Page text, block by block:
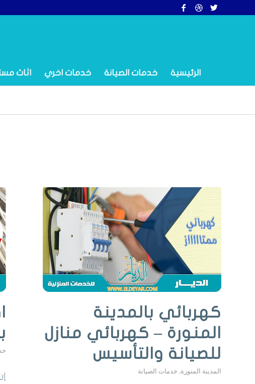
الرئيسية خدمات الصيانة خدمات اخري اثاث
كهربائي بالمدينة
المنورة – كهربائي منازل
للصيانة والتأسيس
المدينة المنورة, خدمات الصيانة